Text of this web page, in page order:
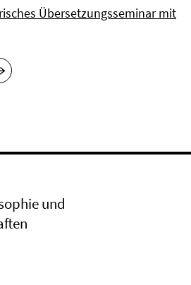
Übersetzungsseminar mit
und